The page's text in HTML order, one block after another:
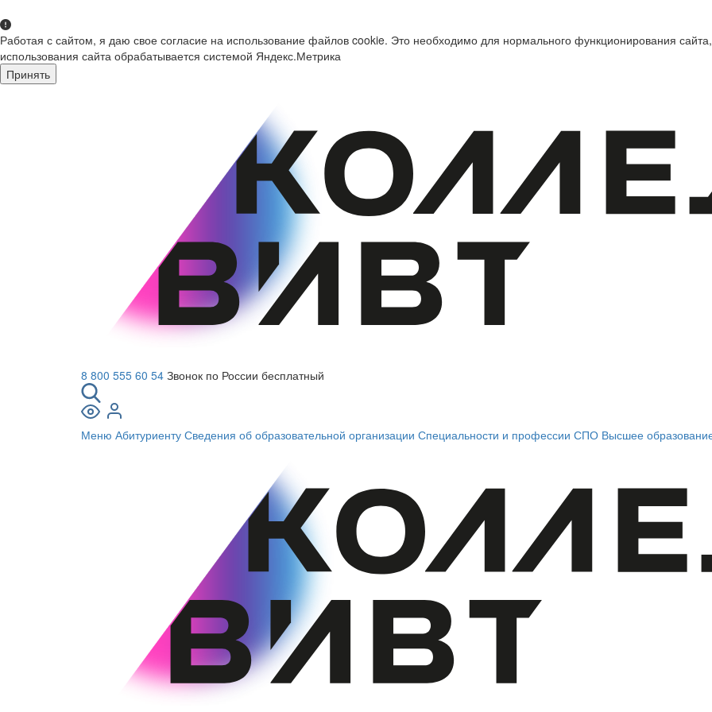
Работая с сайтом, я даю свое согласие на использование файлов cookie. Это необходимо для нормального функционирования
использования сайта обрабатывается системой Яндекс.Метрика
Принять
8 800 555 60 54 Звонок по России бесплатный
Меню Абитуриенту Сведения об образовательной организации Специальности и профессии СПО Высшее